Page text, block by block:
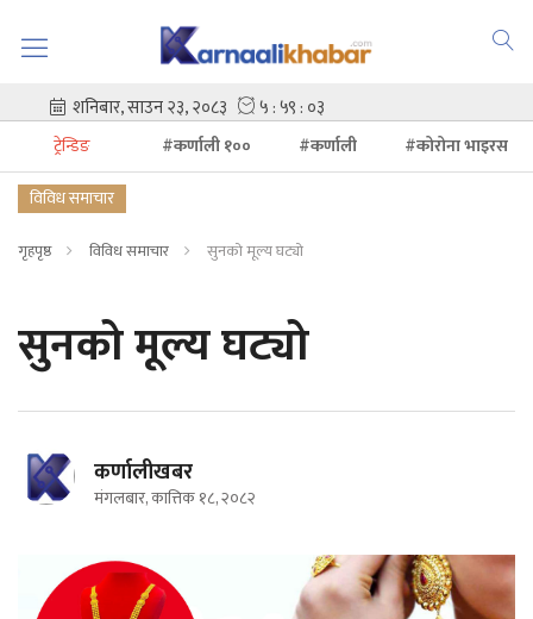
ट्रेन्डिङ #कर्णाली १०० #कर्णाली
#कोरोना भाइरस
विविध समाचार
गृहपृष्ठ विविध समाचार सुनको मूल्य घट्यो
सुनको मूल्य घट्यो
कर्णालीखबर
मंगलबार, कात्तिक १८, २०८२